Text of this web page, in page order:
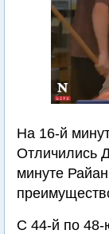
На 16-й
Отличились
минуте
С 44-й по 48-